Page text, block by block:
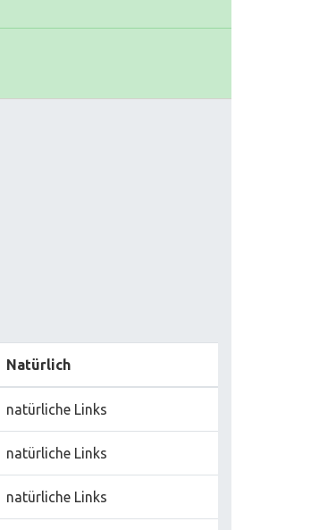
Natürlich
natürliche Links
natürliche Links
natürliche Links